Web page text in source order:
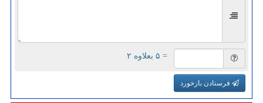
= ۵ بعلاوه ۲
فرستادن بازخورد